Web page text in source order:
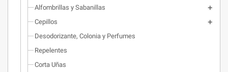
Alfombrillas y Sabanillas
Cepillos
Desodorizante, Colonia y Perfumes
Repelentes
Corta Uñas